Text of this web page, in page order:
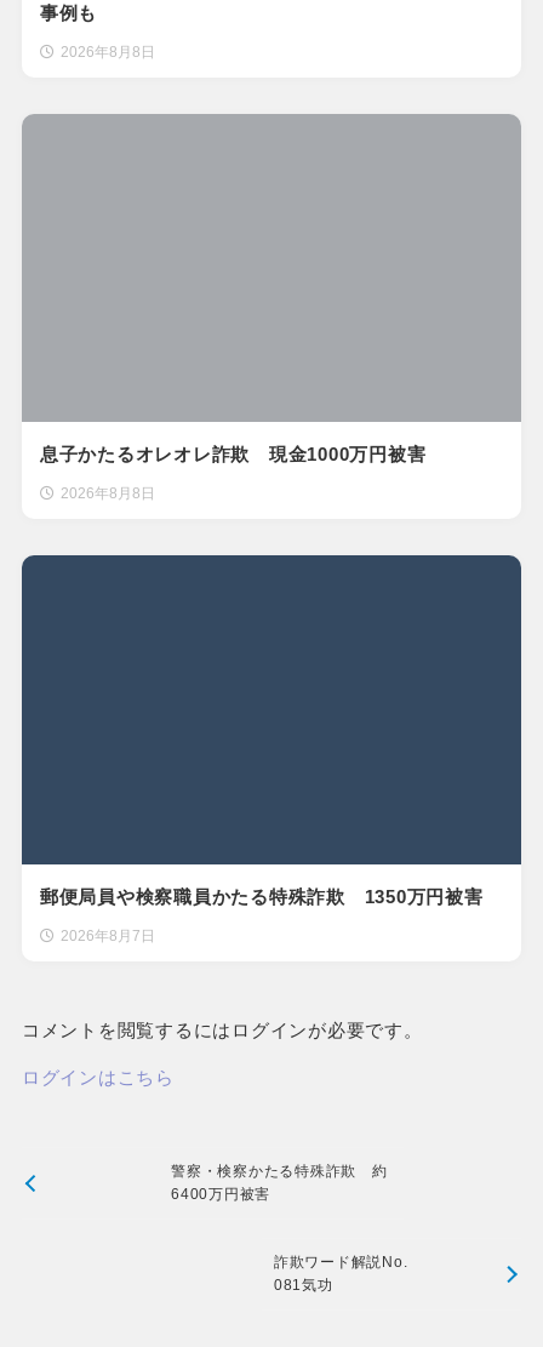
事例も
2026年8月8日
息子かたるオレオレ詐欺 現金1000万円被害
2026年8月8日
郵便局員や検察職員かたる特殊詐欺 1350万円被害
2026年8月7日
コメントを閲覧するにはログインが必要です。
ログインはこちら
警察・検察かたる特殊詐欺 約
6400万円被害
詐欺ワード解説No.
081気功